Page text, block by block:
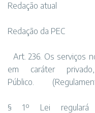
Redação atual
Redação da PEC
Art. 236. Os serviços
em caráter
Público.
§ 1º Lei regulará